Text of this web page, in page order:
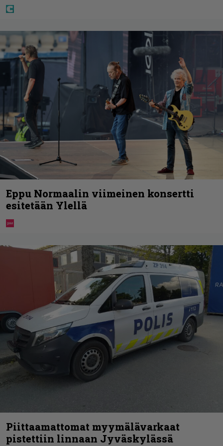
Eppu Normaalin viimeinen konsertti
esitetään Ylellä
Piittaamattomat myymälävarkaat
pistettiin linnaan Jyväskylässä